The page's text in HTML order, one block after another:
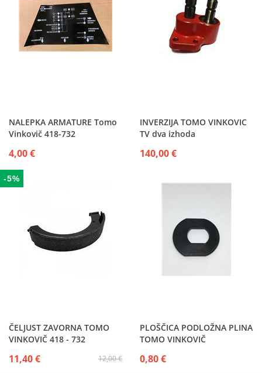
NALEPKA ARMATURE Tomo
Vinkovič 418-732
4,00 €
INVERZIJA TOMO VINKOVIC
TV dva izhoda
140,00 €
-5%
ČELJUST ZAVORNA TOMO
VINKOVIČ 418 - 732
12,00 €
11,40 €
PLOŠČICA PODLOŽNA PLINA
TOMO VINKOVIČ
0,80 €